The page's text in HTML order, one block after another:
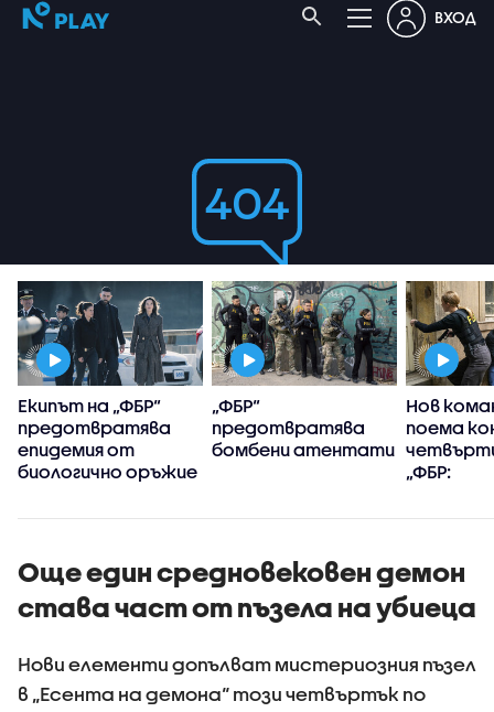
Екипът на „ФБР“
предотвратява
епидемия от
биологично оръжие
„ФБР“
предотвратява
бомбени атентати
Нов
поема
„ФБР:
Още един средновековен демон
става част от пъзела на убиеца
Нови елементи допълват мистериозния пъзел
в „Есента на демона“ този четвъртък по